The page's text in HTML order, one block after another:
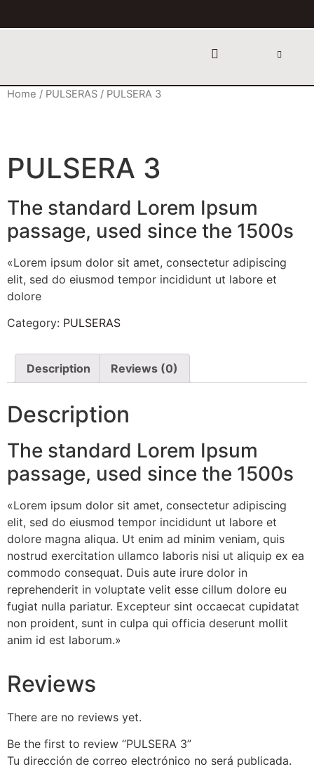
Home / PULSERAS / PULSERA 3
PULSERA 3
The standard Lorem Ipsum
passage, used since the 1500s
«Lorem ipsum dolor sit amet, consectetur adipiscing
elit, sed do eiusmod tempor incididunt ut labore et
dolore
Category: PULSERAS
Description Reviews (0)
Description
The standard Lorem Ipsum
passage, used since the 1500s
«Lorem ipsum dolor sit amet, consectetur adipiscing
elit, sed do eiusmod tempor incididunt ut labore et
dolore magna aliqua. Ut enim ad minim veniam, quis
nostrud exercitation ullamco laboris nisi ut aliquip ex ea
commodo consequat. Duis aute irure dolor in
reprehenderit in voluptate velit esse cillum dolore eu
fugiat nulla pariatur. Excepteur sint occaecat cupidatat
non proident, sunt in culpa qui officia deserunt mollit
anim id est laborum.»
Reviews
There are no reviews yet.
Be the first to review “PULSERA 3”
Tu dirección de correo electrónico no será publicada.